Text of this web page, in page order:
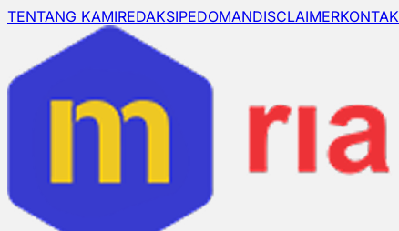
TENTANG KAMIREDAKSIPEDOMANDISCLAIMERKONTAK